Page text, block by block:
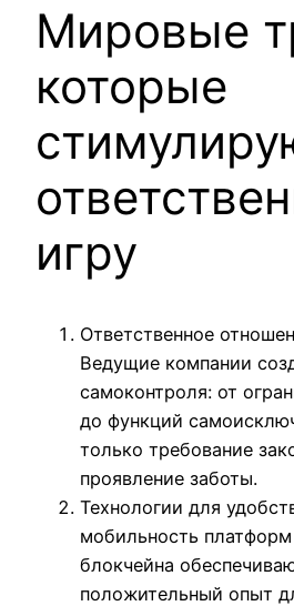
Мировые
которые
игру
Ответственное
Ведущие компании
самоконтроля: от
до функций
только требование
проявление заботы.
Технологии для
мобильность
блокчейна
положительный опыт